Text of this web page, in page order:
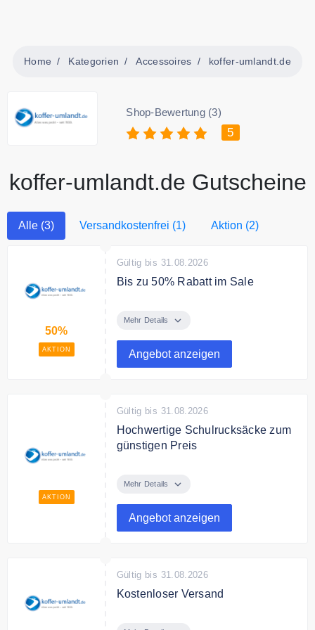
Home Kategorien Accessoires koffer-umlandt.de
Shop-Bewertung (3)
5
koffer-umlandt.de Gutscheine
Alle (3) Versandkostenfrei (1) Aktion (2)
50%
AKTION
Gültig bis 31.08.2026
Bis zu 50% Rabatt im Sale
ausgewählte Artikel im Sale.
Mehr Details
Angebot anzeigen
AKTION
Gültig bis 31.08.2026
Hochwertige Schulrucksäcke zum
günstigen Preis
umlandt.de hochwertige
Preis.
Mehr Details
Angebot anzeigen
Gültig bis 31.08.2026
Kostenloser Versand